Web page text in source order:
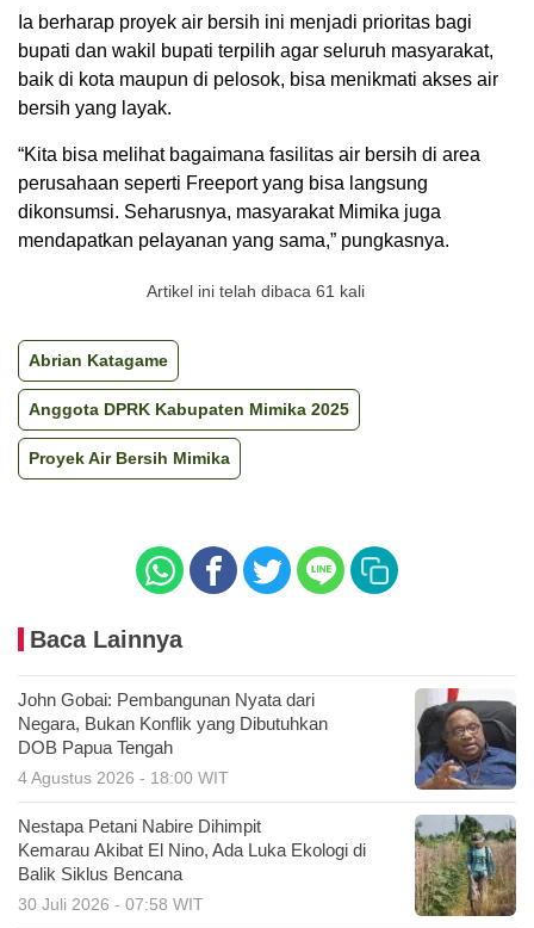
Ia berharap proyek air bersih ini menjadi prioritas bagi
bupati dan wakil bupati terpilih agar seluruh masyarakat,
baik di kota maupun di pelosok, bisa menikmati akses air
bersih yang layak.
“Kita bisa melihat bagaimana fasilitas air bersih di area
perusahaan seperti Freeport yang bisa langsung
dikonsumsi. Seharusnya, masyarakat Mimika juga
mendapatkan pelayanan yang sama,” pungkasnya.
Artikel ini telah dibaca 61 kali
Abrian Katagame
Anggota DPRK Kabupaten Mimika 2025
Proyek Air Bersih Mimika
Baca Lainnya
John Gobai: Pembangunan Nyata dari
Negara, Bukan Konflik yang Dibutuhkan
DOB Papua Tengah
4 Agustus 2026 - 18:00 WIT
Nestapa Petani Nabire Dihimpit
Kemarau Akibat El Nino, Ada Luka Ekologi di
Balik Siklus Bencana
30 Juli 2026 - 07:58 WIT